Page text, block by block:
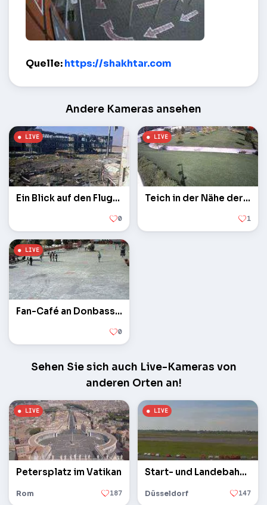
Quelle:https://shakhtar.com
Andere Kameras ansehen
Ein Blick auf den Flughafen
0
Teich in der Nähe der Donbass Arena
1
Fan-Café an Donbass Arena
0
Sehen Sie sich auch Live-Kameras von
anderen Orten an!
Petersplatz im Vatikan
Rom 187
Start- und Landebahn des Flughafens
Düsseldorf 147